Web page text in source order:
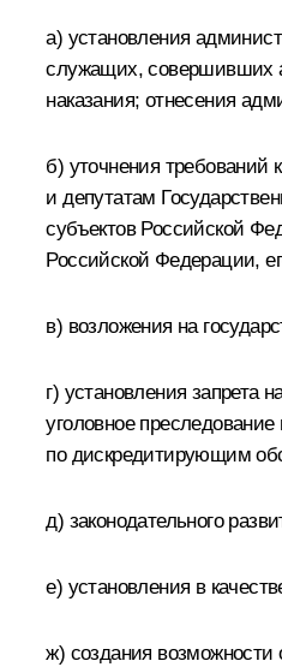
а) установления
служащих, совершивших
наказания; отнесения
б) уточнения
и депутатам
субъектов Российской
Российской Федерации,
в) возложения на
г) установления
уголовное
по дискредитирующим
д) законодательного
е) установления в
ж) создания возможности